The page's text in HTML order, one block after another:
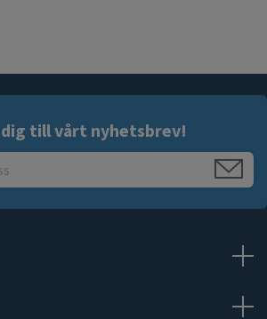
till vårt nyhetsbrev!